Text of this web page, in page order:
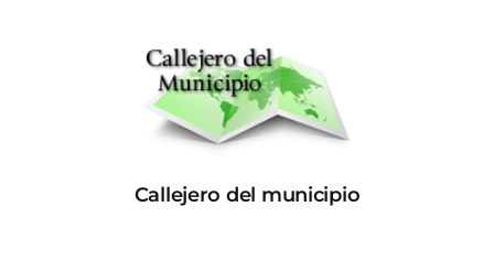
Callejero del municipio